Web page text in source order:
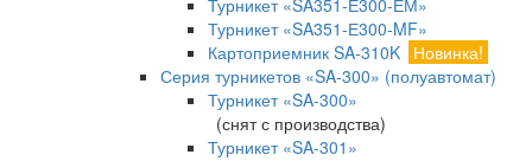
Турникет «SA351-Е300-ЕМ»
Турникет «SA351-Е300-MF»
Картоприемник SA-310K Новинка!
Серия турникетов «SA-300» (полуавтомат)
Турникет «SA-300»
(снят с производства)
Турникет «SA-301»